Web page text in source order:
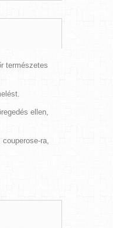
természetes
ellen,
ra,